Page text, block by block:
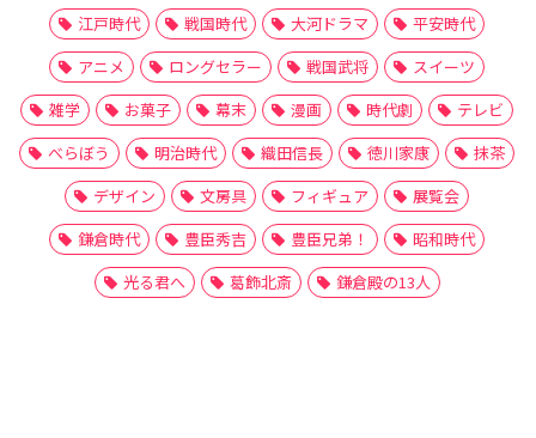
江戸時代 戦国時代 大河ドラマ
平安時代
アニメ
ロングセラー 戦国武将
スイーツ
雑学
お菓子 幕末 漫画 時代劇
テレビ
べらぼう
明治時代 織田信長 徳川家康
抹茶
デザイン
文房具 フィギュア
展覧会
鎌倉時代
豊臣秀吉 豊臣兄弟！
昭和時代
光る君へ
葛飾北斎 鎌倉殿の13人